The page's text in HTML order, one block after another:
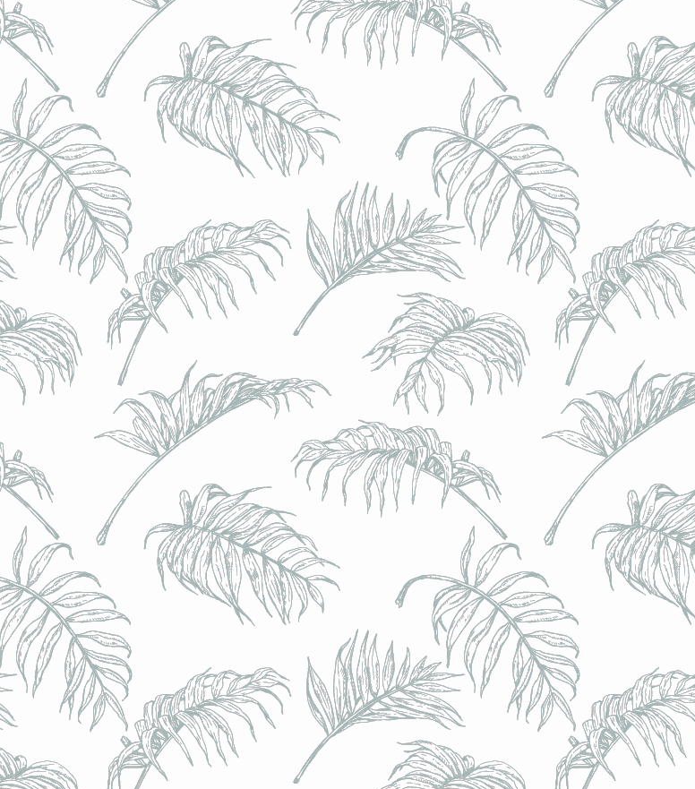
BRULO (UK) - King For A Day NEIPA - (Sans Alcool) - 0,5% - Canette 33cl
BRULO (UK) - King For A Day NEIPA - (Sans Alcool) - 0,5% - Canette 33cl
Achat immédiat